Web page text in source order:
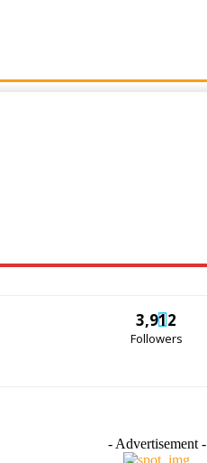
3,912
Followers
- Advertisement -